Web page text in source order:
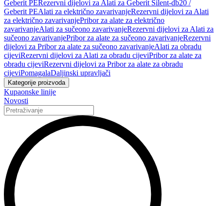
Geberit PERezervni dijelovi za Alati za Geberit Silent-db20 /
Geberit PEAlati za električno zavarivanjeRezervni dijelovi za Alati
za električno zavarivanjePribor za alate za električno
zavarivanjeAlati za sučeono zavarivanjeRezervni dijelovi za Alati za
sučeono zavarivanjePribor za alate za sučeono zavarivanjeRezervni
dijelovi za Pribor za alate za sučeono zavarivanjeAlati za obradu
cijeviRezervni dijelovi za Alati za obradu cijeviPribor za alate za
obradu cijeviRezervni dijelovi za Pribor za alate za obradu
cijeviPomagalaDaljinski upravljači
Kategorije proizvoda
Kupaonske linije
Novosti